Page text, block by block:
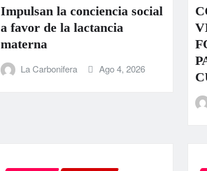
Impulsan la conciencia social
a favor de la lactancia
materna
La Carbonifera Ago 4, 2026